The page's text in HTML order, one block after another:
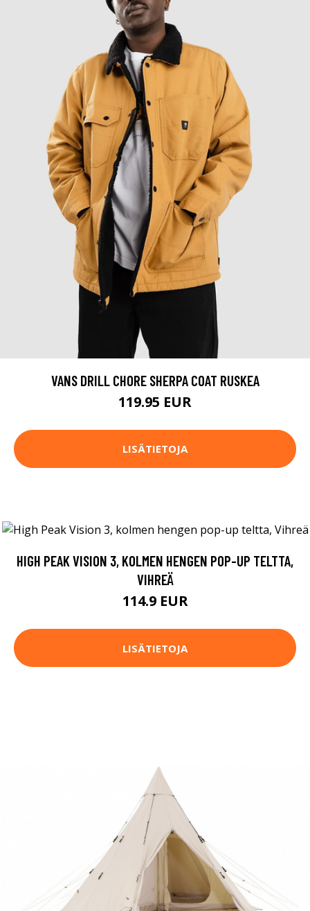
VANS DRILL CHORE SHERPA COAT RUSKEA
119.95 EUR
LISÄTIETOJA
HIGH PEAK VISION 3, KOLMEN HENGEN POP-UP TELTTA,
VIHREÄ
114.9 EUR
LISÄTIETOJA